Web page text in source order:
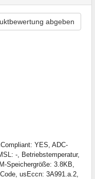
abgeben
YES, ADC-
-, Betriebstemperatur,
Speichergröße: 3.8KB,
usEccn: 3A991.a.2,